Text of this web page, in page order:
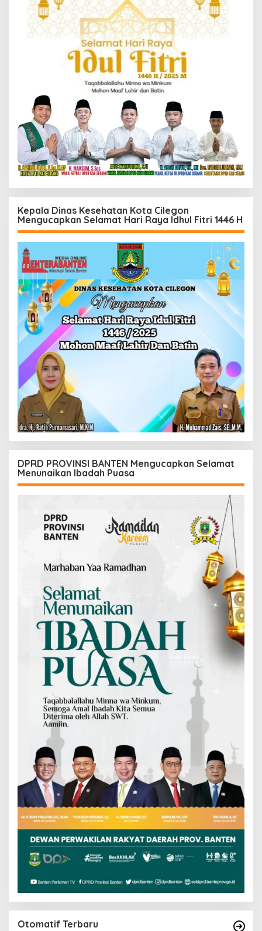
Kepala Dinas Kesehatan Kota Cilegon
Mengucapkan Selamat Hari Raya Idhul Fitri 1446 H
DPRD PROVINSI BANTEN Mengucapkan Selamat
Menunaikan Ibadah Puasa
Otomatif Terbaru